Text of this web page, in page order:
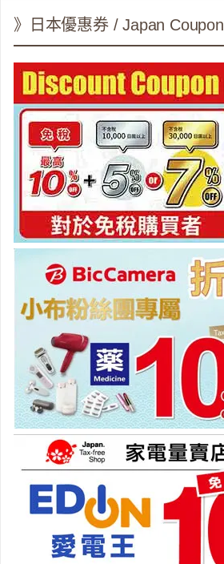
》日本優惠券 / Japan Coupon